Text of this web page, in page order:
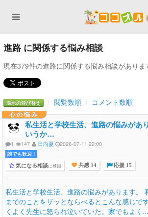
進路 に関係する悩み相談
現在379件の進路に関係する悩み相談がありま
表示の並び替え 閲覧数順 コメント数順
心の悩み
私生活と学校生活、進路の悩みがあ
いうか…
1 147 日向夏 2026-07-11 22:00
誰でも歓迎 !
気になる相談に登録 共感 14 応援 15
私生活と学校生活、進路の悩みがあります。
までのことをザッとならべるとこんな感じで
くよく先生に怒られ泣いていた。家でもよく...